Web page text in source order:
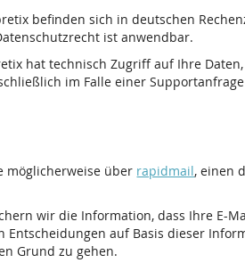
befinden sich in deutschen
ist anwendbar.
hat technisch Zugriff auf Ihre
im Falle einer
möglicherweise über rapidmail, einen
wir die Information, dass Ihre E-
auf Basis dieser
Grund zu gehen.